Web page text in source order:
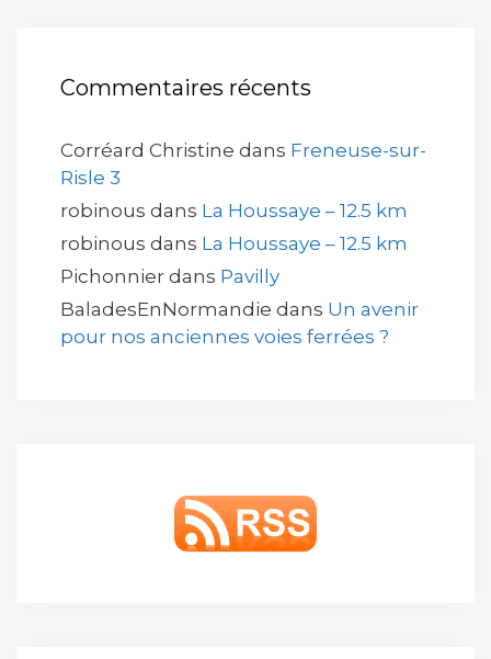
Commentaires récents
Corréard Christine dans Freneuse-sur-
Risle 3
robinous dans La Houssaye – 12.5 km
robinous dans La Houssaye – 12.5 km
Pichonnier dans Pavilly
BaladesEnNormandie dans Un avenir
pour nos anciennes voies ferrées ?